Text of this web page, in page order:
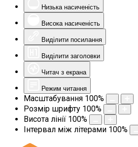
Низька насиченість
Висока насиченість
Виділити посилання
Виділити заголовки
Читач з екрана
Режим читання
Масштабування 100%
Розмір шрифту 100%
Висота лінії 100%
Інтервал між літерами 100%